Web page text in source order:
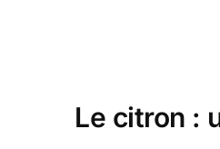
Le citron :